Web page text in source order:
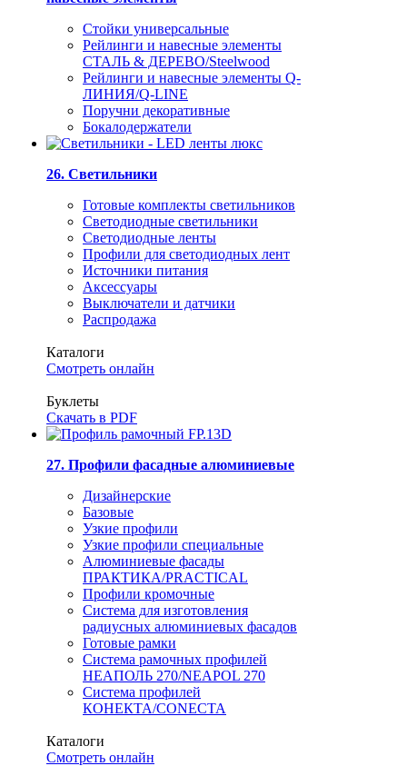
Стойки универсальные
Рейлинги и навесные элементы
СТАЛЬ & ДЕРЕВО/Steelwood
Рейлинги и навесные элементы Q-
ЛИНИЯ/Q-LINE
Поручни декоративные
Бокалодержатели
26. Светильники
Готовые комплекты светильников
Светодиодные светильники
Светодиодные ленты
Профили для светодиодных лент
Источники питания
Аксессуары
Выключатели и датчики
Распродажа
Каталоги
Смотреть онлайн
Буклеты
Скачать в PDF
27. Профили фасадные алюминиевые
Дизайнерские
Базовые
Узкие профили
Узкие профили специальные
Алюминиевые фасады
ПРАКТИКА/PRACTICAL
Профили кромочные
Система для изготовления
радиусных алюминиевых фасадов
Готовые рамки
Система рамочных профилей
НЕАПОЛЬ 270/NEAPOL 270
Система профилей
КОНЕКТА/CONECTA
Каталоги
Смотреть онлайн